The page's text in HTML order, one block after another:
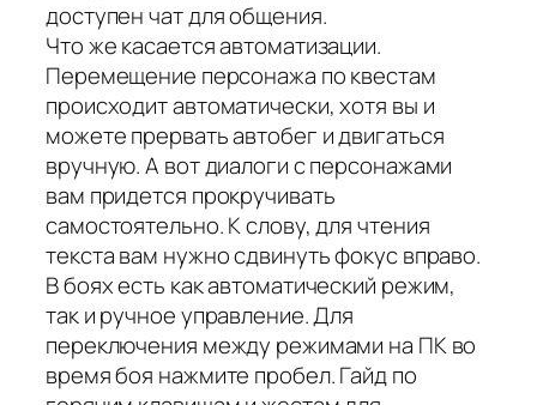
доступен чат для общения.
Что же касается автоматизации.
Перемещение персонажа по квестам
происходит автоматически, хотя вы и
можете прервать автобег и двигаться
вручную. А вот диалоги с персонажами
вам придется прокручивать
самостоятельно. К слову, для чтения
текста вам нужно сдвинуть фокус вправо.
В боях есть как автоматический режим,
так и ручное управление. Для
переключения между режимами на ПК во
время боя нажмите пробел. Гайд по